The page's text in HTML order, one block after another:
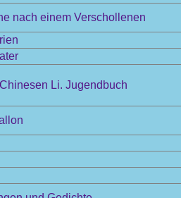
nach einem Verschollenen
Li. Jugendbuch